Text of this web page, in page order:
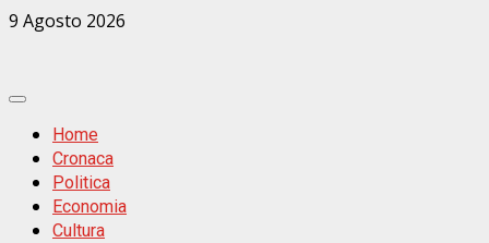
Zum
9 Agosto 2026
Primäres
MenüHome
Cronaca
Politica
Economia
Cultura